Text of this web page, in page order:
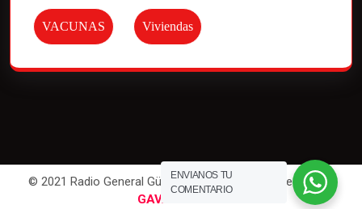
VACUNAS Viviendas
© 2021 Radio General Güemes. All Rights Reserved | Por
GAVAWEB
ENVIANOS TU
COMENTARIO